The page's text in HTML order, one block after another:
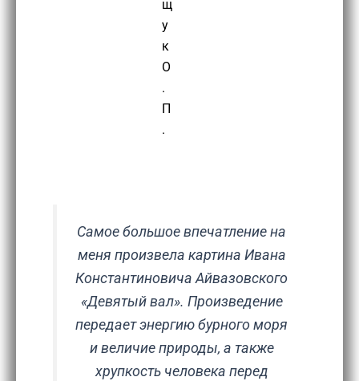
щ
у
к
О
.
П
.
Самое большое впечатление на
меня произвела картина Ивана
Константиновича Айвазовского
«Девятый вал». Произведение
передает энергию бурного моря
и величие природы, а также
хрупкость человека перед